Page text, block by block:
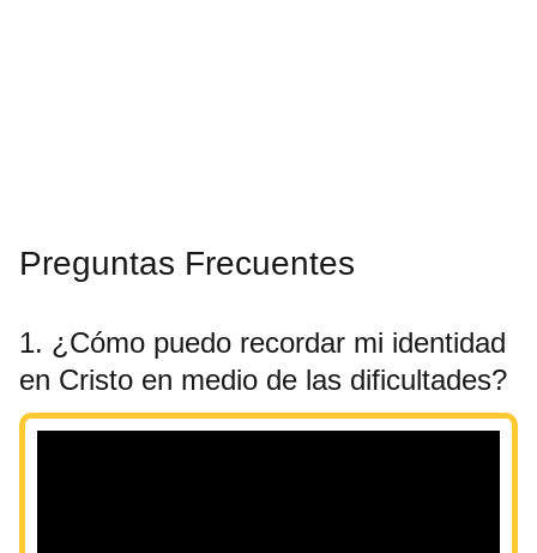
Preguntas Frecuentes
1. ¿Cómo puedo recordar mi identidad
en Cristo en medio de las dificultades?